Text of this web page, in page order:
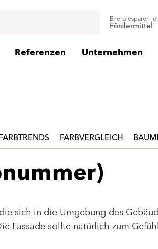
Energiesparen
Fördermittel
Referenzen Unternehmen
FARBVERGLEICH
sich in die Umgebung des
Fassade sollte natürlich zum